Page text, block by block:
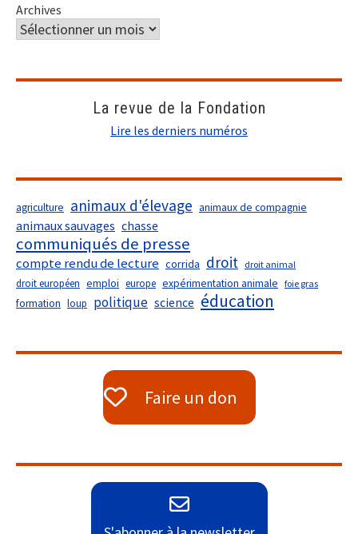
Archives
La revue de la Fondation
Lire les derniers numéros
agriculture animaux d'élevage animaux de compagnie
animaux sauvages chasse
communiqués de presse
compte rendu de lecture corrida droit droit animal
droit européen emploi europe expérimentation animale foie gras
formation loup politique science éducation
Faire un don